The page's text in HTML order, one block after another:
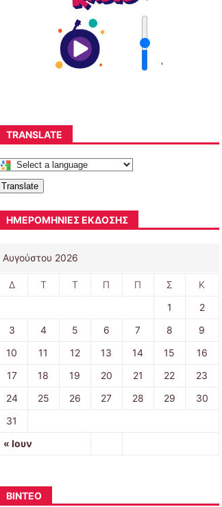
'
TRANSLATE
Translate
ΗΜΕΡΟΜΗΝΊΕΣ ΈΚΔΟΣΗΣ
Αυγούστου 2026
Δ Τ Τ Π Π Σ Κ
« Ιουν
1
2
3
4 5 6 7 8
9
10
11 12 13 14 15
16
17
18 19 20 21 22
23
24
25 26 27 28 29
30
31
ΒΙΝΤΕΟ